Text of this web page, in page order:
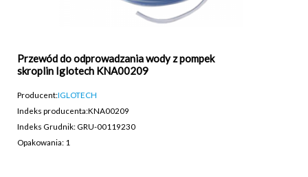
Przewód do odprowadzania wody z pompek
skroplin Iglotech KNA00209
Producent:IGLOTECH
Indeks producenta:KNA00209
Indeks Grudnik: GRU-00119230
Opakowania: 1